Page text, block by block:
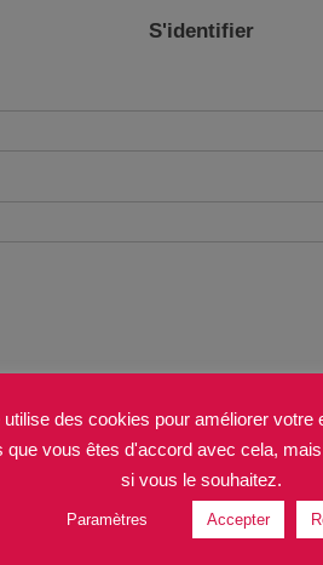
S'identifier
utilise des cookies pour améliorer votre
que vous êtes d'accord avec cela,
si vous le souhaitez.
Paramètres Accepter